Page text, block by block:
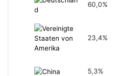
60,0%
23,4%
5,3%